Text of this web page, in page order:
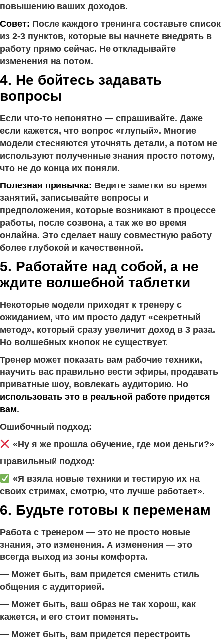
повышению ваших доходов.
Совет: После каждого тренинга составьте список
из 2-3 пунктов, которые вы начнете внедрять в
работу прямо сейчас. Не откладывайте
изменения на потом.
4. Не бойтесь задавать
вопросы
Если что-то непонятно — спрашивайте. Даже
если кажется, что вопрос «глупый». Многие
модели стесняются уточнять детали, а потом не
используют полученные знания просто потому,
что не до конца их поняли.
Полезная привычка: Ведите заметки во время
занятий, записывайте вопросы и
предположения, которые возникают в процессе
работы, после созвона, а так же во время
онлайна. Это сделает нашу совместную работу
более глубокой и качественной.
5. Работайте над собой, а не
ждите волшебной таблетки
Некоторые модели приходят к тренеру с
ожиданием, что им просто дадут «секретный
метод», который сразу увеличит доход в 3 раза.
Но волшебных кнопок не существует.
Тренер может показать вам рабочие техники,
научить вас правильно вести эфиры, продавать
приватные шоу, вовлекать аудиторию. Но
использовать это в реальной работе придется
вам.
Ошибочный подход:
«Ну я же прошла обучение, где мои деньги?»
Правильный подход:
«Я взяла новые техники и тестирую их на
своих стримах, смотрю, что лучше работает».
6. Будьте готовы к переменам
Работа с тренером — это не просто новые
знания, это изменения. А изменения — это
всегда выход из зоны комфорта.
— Может быть, вам придется сменить стиль
общения с аудиторией.
— Может быть, ваш образ не так хорош, как
кажется, и его стоит поменять.
— Может быть, вам придется перестроить